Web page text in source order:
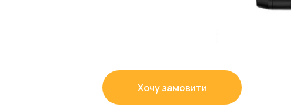
Хочу замовити